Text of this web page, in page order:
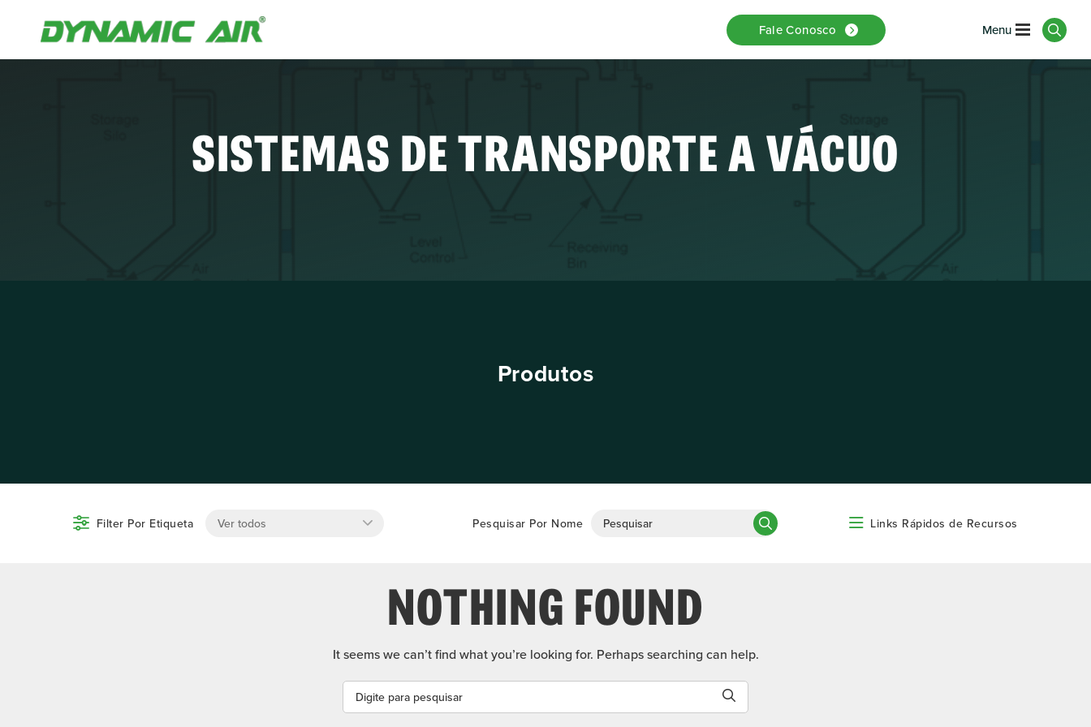
Fale Conosco
SISTEMAS DE TRANSPORTE A VÁCUO
Produtos
Filter Por Etiqueta Pesquisar Por Nome Links Rápidos de Recursos
NOTHING FOUND
It seems we can’t find what you’re looking for. Perhaps searching can help.